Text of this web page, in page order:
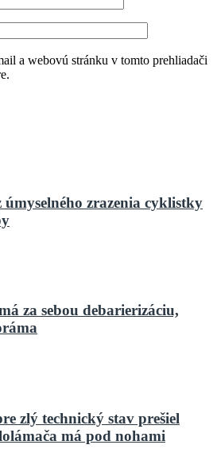
a webovú stránku v tomto prehliadači
úmyselného zrazenia cyklistky
za sebou debarierizáciu,
zlý technický stav prešiel
má pod nohami